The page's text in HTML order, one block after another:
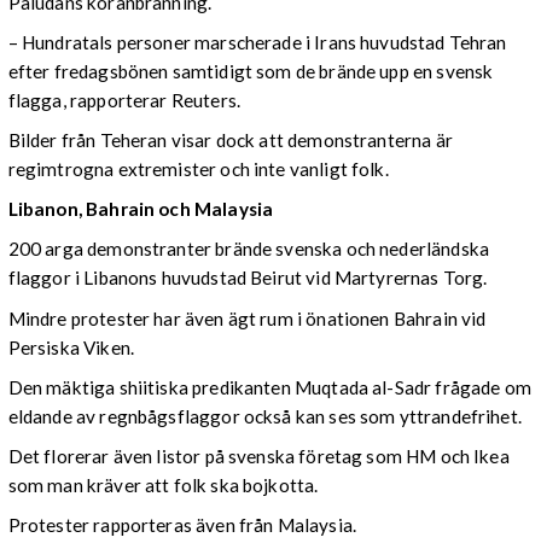
– Hundratals personer marscherade i Irans huvudstad Tehran
efter fredagsbönen samtidigt som de brände upp en svensk
flagga, rapporterar Reuters.
Bilder från Teheran visar dock att demonstranterna är
regimtrogna extremister och inte vanligt folk.
Libanon, Bahrain och Malaysia
200 arga demonstranter brände svenska och nederländska
flaggor i Libanons huvudstad Beirut vid Martyrernas Torg.
Mindre protester har även ägt rum i önationen Bahrain vid
Persiska Viken.
Den mäktiga shiitiska predikanten Muqtada al-Sadr frågade om
eldande av regnbågsflaggor också kan ses som yttrandefrihet.
Det florerar även listor på svenska företag som HM och Ikea
som man kräver att folk ska bojkotta.
Protester rapporteras även från Malaysia.